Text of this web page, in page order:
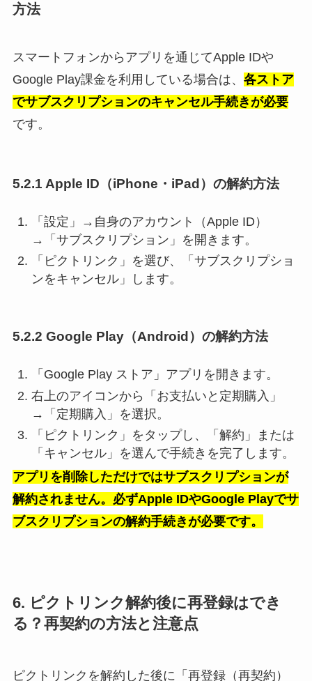
方法
スマートフォンからアプリを通じてApple IDや
Google Play課金を利用している場合は、 各ストア
でサブスクリプションのキャンセル手続きが必要
です。
5.2.1 Apple ID（iPhone・iPad）の解約方法
「設定」→自身のアカウント（Apple ID）
→「サブスクリプション」を開きます。
「ピクトリンク」を選び、「サブスクリプショ
ンをキャンセル」します。
5.2.2 Google Play（Android）の解約方法
「Google Play ストア」アプリを開きます。
右上のアイコンから「お支払いと定期購入」
→「定期購入」を選択。
「ピクトリンク」をタップし、「解約」または
「キャンセル」を選んで手続きを完了します。
アプリを削除しただけではサブスクリプションが
解約されません。必ずApple IDやGoogle Playでサ
ブスクリプションの解約手続きが必要です。
6. ピクトリンク解約後に再登録はでき
る？再契約の方法と注意点
ピクトリンクを解約した後に「再登録（再契約）